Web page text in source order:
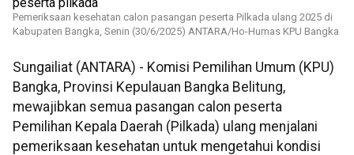
Pemeriksaan kesehatan calon pasangan peserta Pilkada ulang 2025 di
Kabupaten Bangka, Senin (30/6/2025) ANTARA/Ho-Humas KPU Bangka
Sungailiat (ANTARA) - Komisi Pemilihan Umum (KPU)
Bangka, Provinsi Kepulauan Bangka Belitung,
mewajibkan semua pasangan calon peserta
Pemilihan Kepala Daerah (Pilkada) ulang menjalani
pemeriksaan kesehatan untuk mengetahui kondisi